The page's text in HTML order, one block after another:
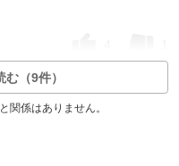
（9件）
関係はありません。